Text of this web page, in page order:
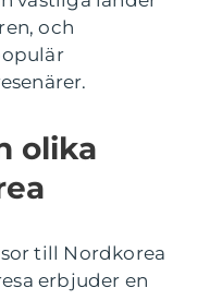
och
olika
till Nordkorea
erbjuder en